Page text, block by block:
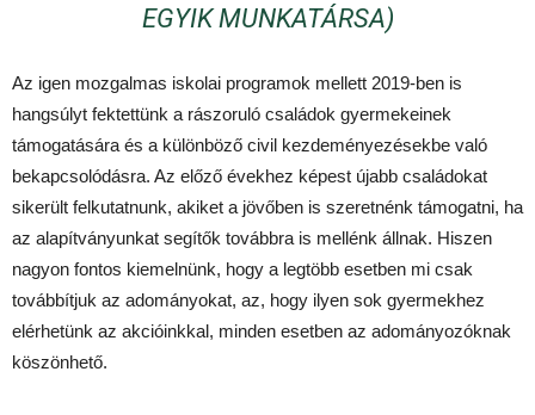
EGYIK MUNKATÁRSA)
Az igen mozgalmas iskolai programok mellett 2019-ben is
hangsúlyt fektettünk a rászoruló családok gyermekeinek
támogatására és a különböző civil kezdeményezésekbe való
bekapcsolódásra. Az előző évekhez képest újabb családokat
sikerült felkutatnunk, akiket a jövőben is szeretnénk támogatni, ha
az alapítványunkat segítők továbbra is mellénk állnak. Hiszen
nagyon fontos kiemelnünk, hogy a legtöbb esetben mi csak
továbbítjuk az adományokat, az, hogy ilyen sok gyermekhez
elérhetünk az akcióinkkal, minden esetben az adományozóknak
köszönhető.